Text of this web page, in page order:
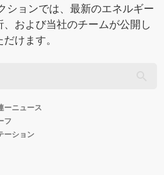
ションでは、最新のエネルギー
および当社のチームが公開し
けます。
ーニュース
フ
ーション